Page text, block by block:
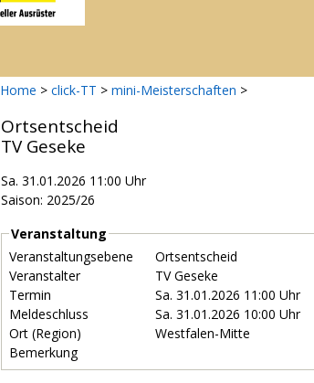
Home > click-TT > mini-Meisterschaften >
Ortsentscheid
TV Geseke
Sa. 31.01.2026 11:00 Uhr
Saison: 2025/26
Veranstaltung
Veranstaltungsebene
Ortsentscheid
Veranstalter
TV Geseke
Termin
Sa. 31.01.2026 11:00 Uhr
Meldeschluss
Sa. 31.01.2026 10:00 Uhr
Ort (Region)
Westfalen-Mitte
Bemerkung